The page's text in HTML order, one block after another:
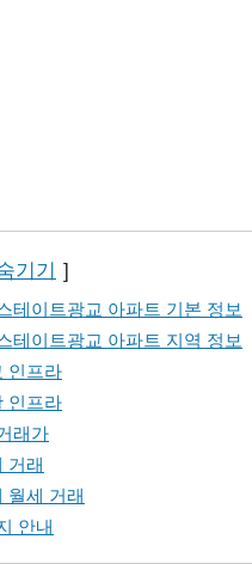
기기
테이트광교 아파트 기본 정보
테이트광교 아파트 지역 정보
인프라
인프라
래가
거래
월세 거래
안내